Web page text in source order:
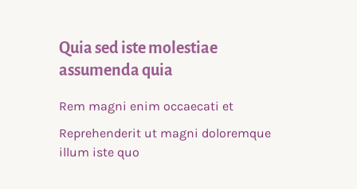
Quia sed iste molestiae
assumenda quia
Rem magni enim occaecati et
Reprehenderit ut magni doloremque
illum iste quo